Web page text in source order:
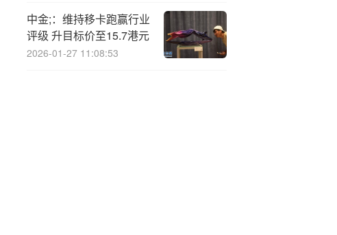
中金;：维持移卡跑赢行业
评级 升目标价至15.7港元
2026-01-27 11:08:53